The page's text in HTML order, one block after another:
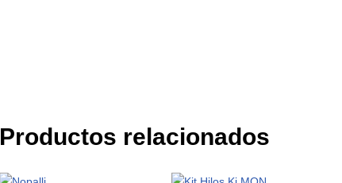
Productos relacionados